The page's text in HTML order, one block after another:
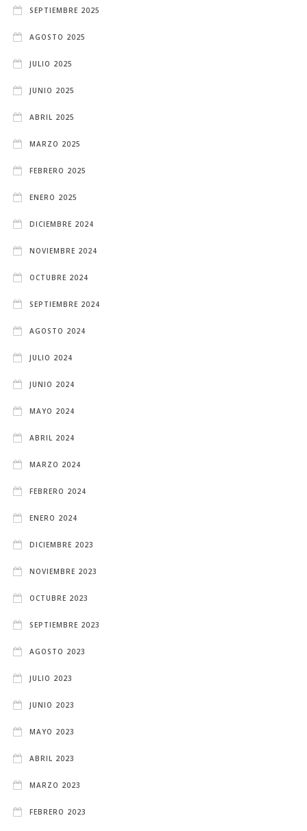
SEPTIEMBRE 2025
AGOSTO 2025
JULIO 2025
JUNIO 2025
ABRIL 2025
MARZO 2025
FEBRERO 2025
ENERO 2025
DICIEMBRE 2024
NOVIEMBRE 2024
OCTUBRE 2024
SEPTIEMBRE 2024
AGOSTO 2024
JULIO 2024
JUNIO 2024
MAYO 2024
ABRIL 2024
MARZO 2024
FEBRERO 2024
ENERO 2024
DICIEMBRE 2023
NOVIEMBRE 2023
OCTUBRE 2023
SEPTIEMBRE 2023
AGOSTO 2023
JULIO 2023
JUNIO 2023
MAYO 2023
ABRIL 2023
MARZO 2023
FEBRERO 2023